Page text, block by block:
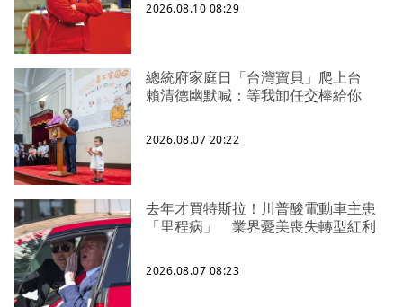
2026.08.10 08:29
總統府家庭日「台灣寶貝」爬上台
賴清德幽默喊：等我卸任交棒給你
2026.08.07 20:22
去年才買特斯拉！川普酸電動車主患
「里程病」 業界憂美喪失轉型紅利
2026.08.07 08:23